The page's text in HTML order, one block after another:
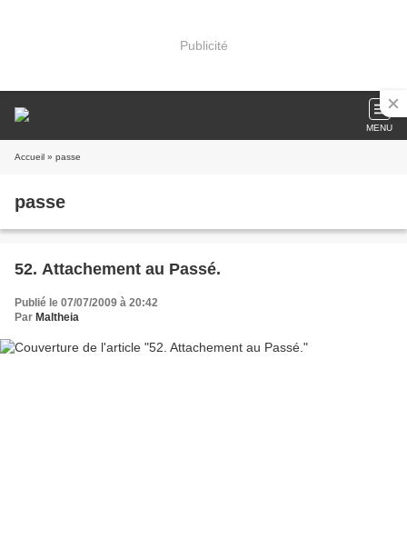
Publicité
MENU
Accueil » passe
passe
52. Attachement au Passé.
Publié le 07/07/2009 à 20:42
Par Maltheia